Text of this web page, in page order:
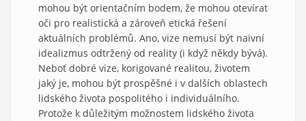
mohou být orientačním bodem, že mohou otevírat
oči pro realistická a zároveň etická řešení
aktuálních problémů. Ano, vize nemusí být naivní
idealizmus odtržený od reality (i když někdy bývá).
Neboť dobré vize, korigované realitou, životem
jaký je, mohou být prospěšné i v dalších oblastech
lidského života pospolitého i individuálního.
Protože k důležitým možnostem lidského života